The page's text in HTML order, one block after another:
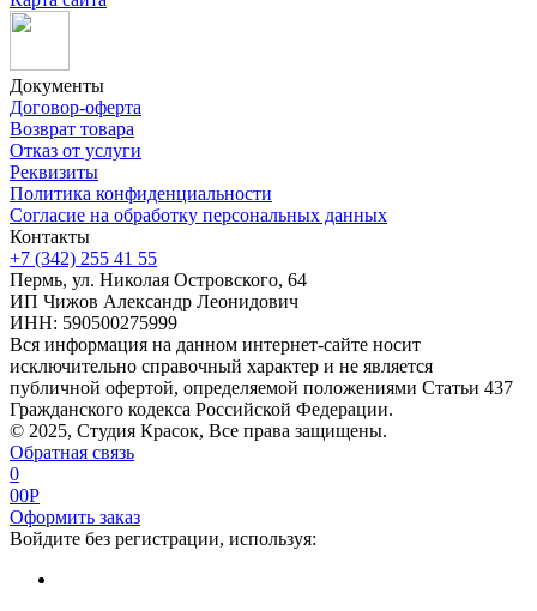
Документы
Договор-оферта
Возврат товара
Отказ от услуги
Реквизиты
Политика конфиденциальности
Согласие на обработку персональных данных
Контакты
+7 (342) 255 41 55
Пермь, ул. Николая Островского, 64
ИП Чижов Александр Леонидович
ИНН: 590500275999
Вся информация на данном интернет-сайте носит
исключительно справочный характер и не является
публичной офертой, определяемой положениями Статьи 437
Гражданского кодекса Российской Федерации.
© 2025, Студия Красок, Все права защищены.
Обратная связь
0
00P
Оформить заказ
Войдите без регистрации, используя: